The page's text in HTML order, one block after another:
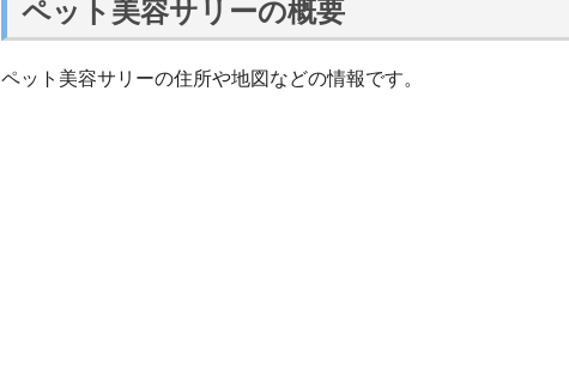
ペット美容サリーの概要
ペット美容サリーの住所や地図などの情報です。